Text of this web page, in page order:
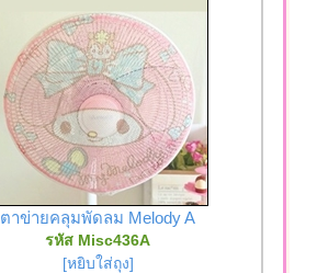
ตาข่ายคลุมพัดลม Melody A
รหัส Misc436A
[หยิบใส่ถุง]